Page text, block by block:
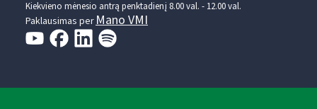
Kiekvieno mėnesio antrą penktadienį 8.00 val. - 12.00 val.
Paklausimas per Mano VMI